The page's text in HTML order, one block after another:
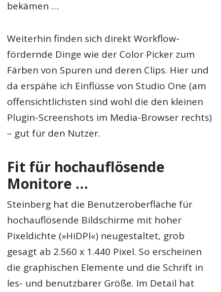
bekämen …
Weiterhin finden sich direkt Workflow-
fördernde Dinge wie der Color Picker zum
Färben von Spuren und deren Clips. Hier und
da erspähe ich Einflüsse von Studio One (am
offensichtlichsten sind wohl die den kleinen
Plugin-Screenshots im Media-Browser rechts)
– gut für den Nutzer.
Fit für hochauflösende
Monitore …
Steinberg hat die Benutzeroberfläche für
hochauflösende Bildschirme mit hoher
Pixeldichte (»HiDPI«) neugestaltet, grob
gesagt ab 2.560 x 1.440 Pixel. So erscheinen
die graphischen Elemente und die Schrift in
les- und benutzbarer Größe. Im Detail hat